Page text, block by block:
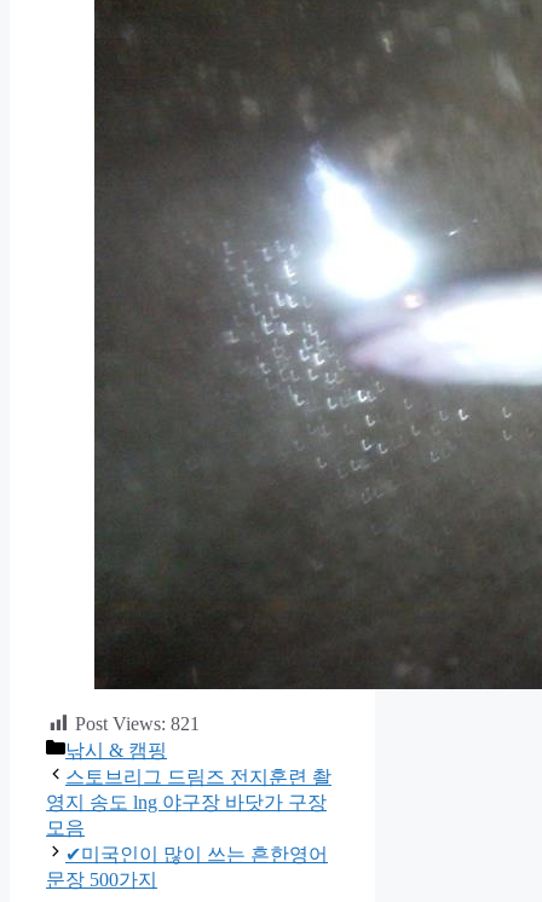
Post Views: 821
카
테
고
리
낚시 & 캠핑
스토브리그 드림즈 전지훈련 촬
영지 송도 lng 야구장 바닷가 구장
모음
✔미국인이 많이 쓰는 흔한영어
문장 500가지